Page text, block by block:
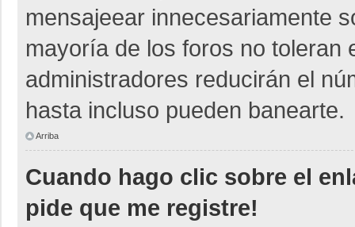
mensajeear innecesariamente
mayoría de los foros no toleran
administradores reducirán el
hasta incluso pueden banearte.
Arriba
Cuando hago clic sobre el
pide que me registre!